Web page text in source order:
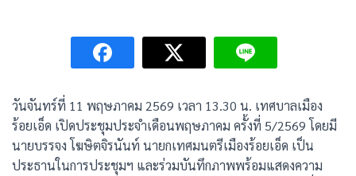
วันจันทร์ที่ 11 พฤษภาคม 2569 เวลา 13.30 น. เทศบาลเมือง
ร้อยเอ็ด เปิดประชุมประจำเดือนพฤษภาคม ครั้งที่ 5/2569 โดยมี
นายบรรจง โฆษิตจิรนันท์ นายกเทศมนตรีเมืองร้อยเอ็ด เป็น
ประธานในการประชุมฯ และร่วมบันทึกภาพพร้อมแสดงความ